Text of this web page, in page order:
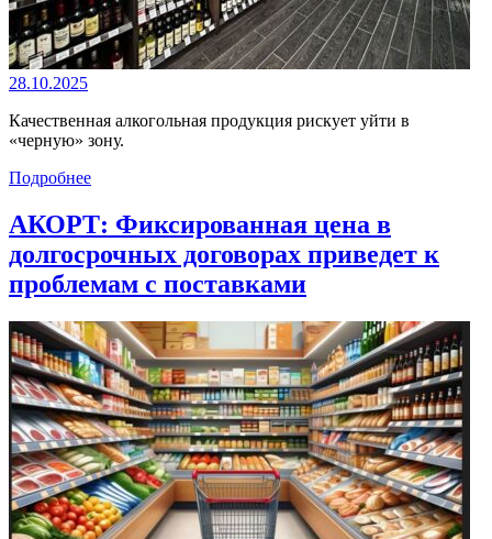
28.10.2025
Качественная алкогольная продукция рискует уйти в
«черную» зону.
Подробнее
АКОРТ: Фиксированная цена в
долгосрочных договорах приведет к
проблемам с поставками